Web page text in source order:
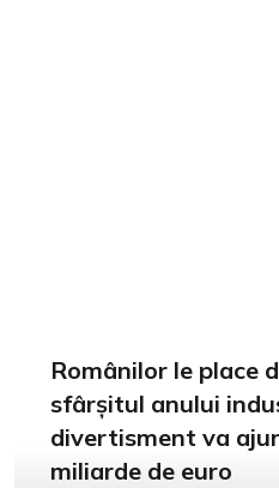
Românilor le place
sfârșitul anului
divertisment va
miliarde de euro